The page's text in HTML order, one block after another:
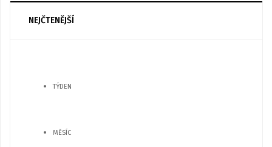
NEJČTENĚJŠÍ
TÝDEN
MĚSÍC